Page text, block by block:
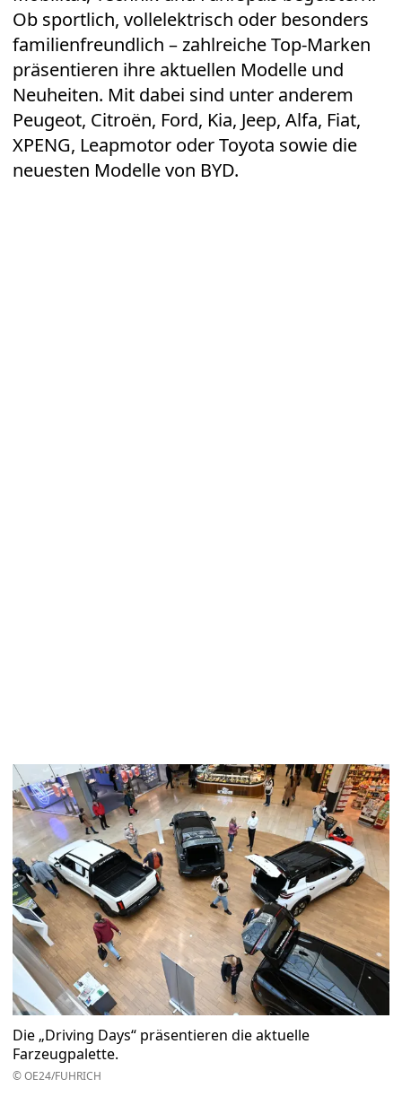
Ob sportlich, vollelektrisch oder besonders
familienfreundlich – zahlreiche Top-Marken
präsentieren ihre aktuellen Modelle und
Neuheiten. Mit dabei sind unter anderem
Peugeot, Citroën, Ford, Kia, Jeep, Alfa, Fiat,
XPENG, Leapmotor oder Toyota sowie die
neuesten Modelle von BYD.
Die „Driving Days“ präsentieren die aktuelle
Farzeugpalette.
© OE24/FUHRICH